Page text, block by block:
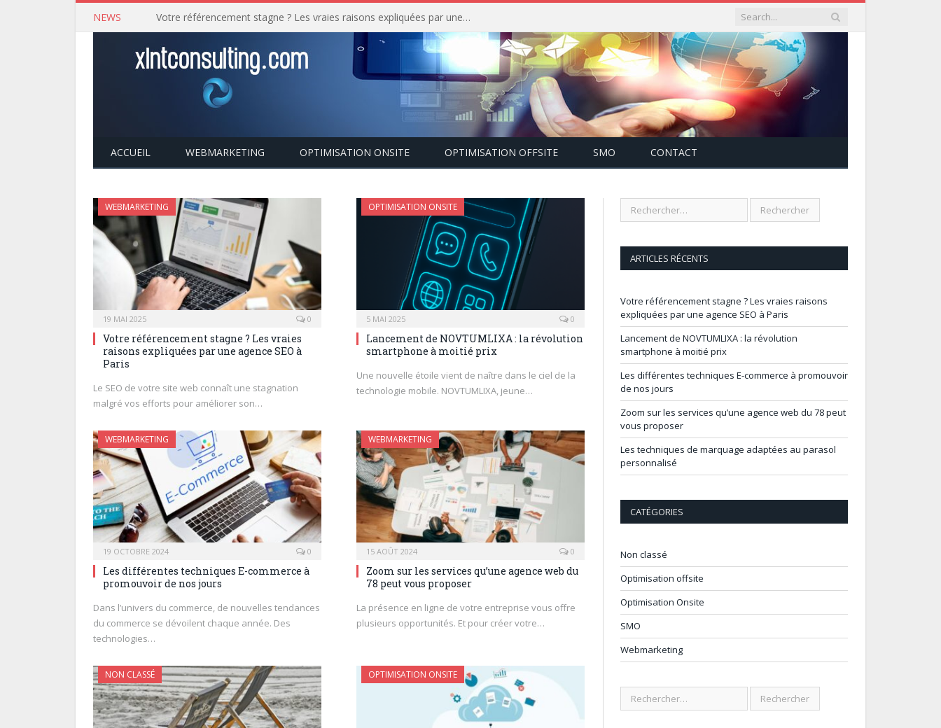
NEWS Votre référencement stagne ? Les vraies raisons expliquées par une agence SEO à Paris
ACCUEIL WEBMARKETING OPTIMISATION ONSITE OPTIMISATION OFFSITE SMO CONTACT
WEBMARKETING
19 MAI 2025 0
Votre référencement stagne ? Les vraies
raisons expliquées par une agence SEO à
Paris
Le SEO de votre site web connaît une stagnation
malgré vos efforts pour améliorer son…
OPTIMISATION ONSITE
5 MAI 2025 0
Lancement de NOVTUMLIXA : la révolution
smartphone à moitié prix
Une nouvelle étoile vient de naître dans le ciel de la
technologie mobile. NOVTUMLIXA, jeune…
WEBMARKETING
19 OCTOBRE 2024 0
Les différentes techniques E-commerce à
promouvoir de nos jours
Dans l’univers du commerce, de nouvelles tendances
du commerce se dévoilent chaque année. Des
technologies…
WEBMARKETING
15 AOÛT 2024 0
Zoom sur les services qu’une agence web du
78 peut vous proposer
La présence en ligne de votre entreprise vous offre
plusieurs opportunités. Et pour créer votre…
NON CLASSÉ OPTIMISATION ONSITE
ARTICLES RÉCENTS
Votre référencement stagne ? Les vraies raisons
expliquées par une agence SEO à Paris
Lancement de NOVTUMLIXA : la révolution
smartphone à moitié prix
Les différentes techniques E-commerce à promouvoir
de nos jours
Zoom sur les services qu’une agence web du 78 peut
vous proposer
Les techniques de marquage adaptées au parasol
personnalisé
CATÉGORIES
Non classé
Optimisation offsite
Optimisation Onsite
SMO
Webmarketing